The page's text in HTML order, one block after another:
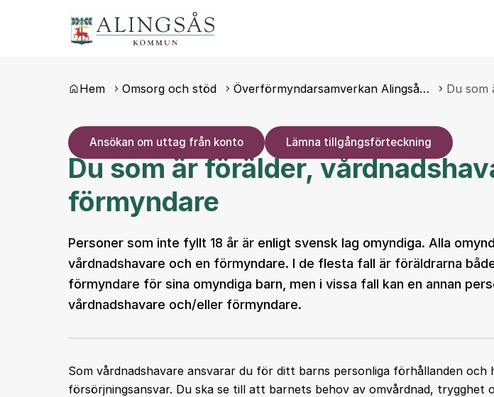
Du är här:
Hem Omsorg och stöd Överförmyndarsamverkan Alingså… Du som
Ansökan om uttag från konto Lämna tillgångsförteckning
Du som är förälder,
förmyndare
Personer som inte fyllt 18 år är enligt svensk lag omyndiga. Alla
vårdnadshavare och en förmyndare. I de flesta fall är föräldrarna
förmyndare för sina omyndiga barn, men i vissa fall kan en annan
vårdnadshavare och/eller förmyndare.
Som vårdnadshavare ansvarar du för ditt barns personliga förhållanden och
försörjningsansvar. Du ska se till att barnets behov av omvårdnad, trygghet